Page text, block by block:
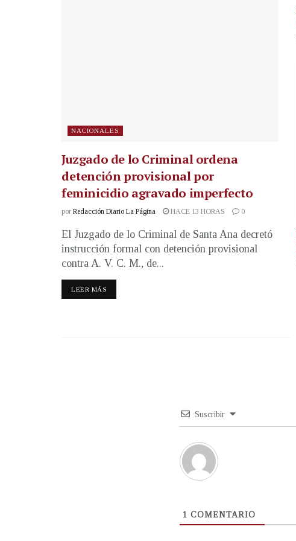
NACIONALES
Juzgado de lo Criminal ordena
detención provisional por
feminicidio agravado imperfecto
por Redacción Diario La Página HACE 13 HORAS 0
El Juzgado de lo Criminal de Santa Ana decretó
instrucción formal con detención provisional
contra A. V. C. M., de...
LEER MÁS
Suscribir
1 COMENTARIO